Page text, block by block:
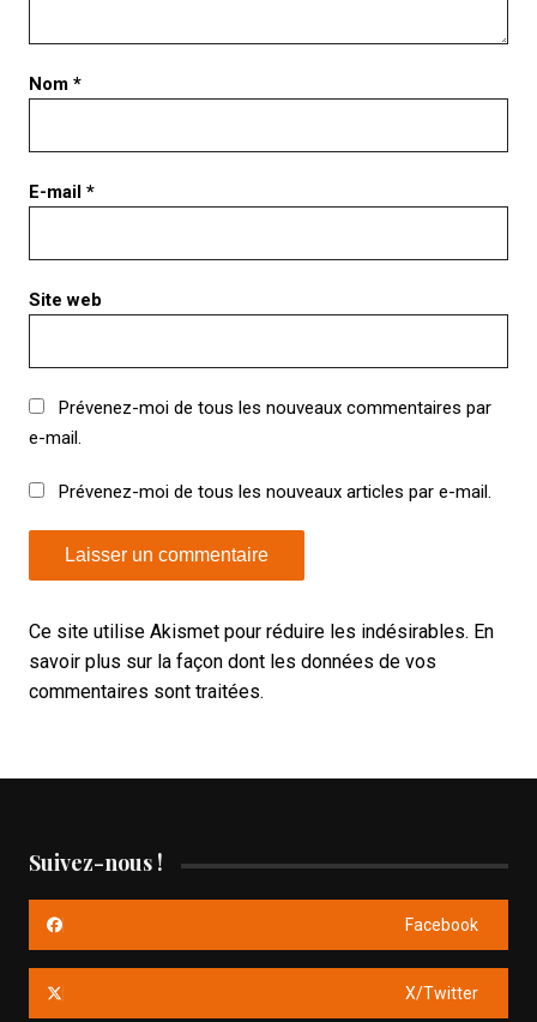
Nom *
E-mail *
Site web
Prévenez-moi de tous les nouveaux commentaires par
e-mail.
Prévenez-moi de tous les nouveaux articles par e-mail.
Ce site utilise Akismet pour réduire les indésirables. En
savoir plus sur la façon dont les données de vos
commentaires sont traitées.
Suivez-nous !
Facebook
X/Twitter